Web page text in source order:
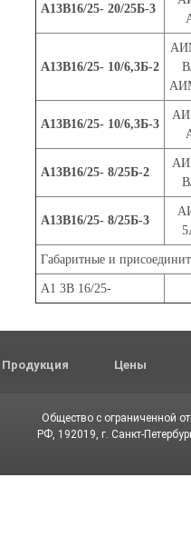
А13В16/25- 20/25Б-3
А13В16/25- 10/6,3Б-2
А13В16/25- 10/6,3Б-3
А13В16/25- 8/25Б-2
А13В16/25- 8/25Б-3
Габаритные и
А1 3В 16/25-
Продукция Цены
Общество с ограниченной
РФ, 192019, г. Санкт-